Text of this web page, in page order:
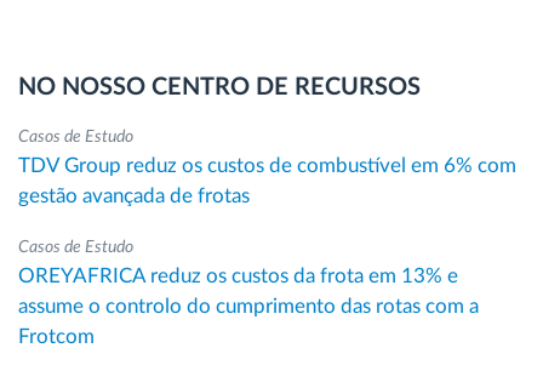
NO NOSSO CENTRO DE RECURSOS
Casos de Estudo
TDV Group reduz os custos de combustível em 6% com
gestão avançada de frotas
Casos de Estudo
OREYAFRICA reduz os custos da frota em 13% e
assume o controlo do cumprimento das rotas com a
Frotcom